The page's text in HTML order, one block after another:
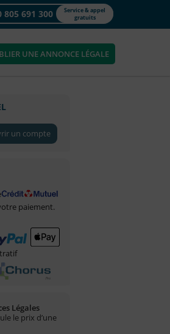
805 691 300
Service & appel
gratuits
UNE ANNONCE LÉGALE
un compte
paiement.
Légales
le prix d’une